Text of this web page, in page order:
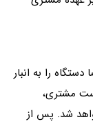
را به انبار
مشتری،
شد. پس از